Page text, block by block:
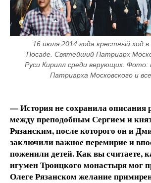
16 июля 2014 года крестный ход
Посаде. Святейший Патриарх
Руси Кирилл среди верующих. Фото:
Патриарха Московского и
— История не сохранила описания
между преподобным Сергием и
Рязанским, после которого он и
заключили важное перемирие и
поженили детей. Как вы считаете,
игумен Троицкого монастыря мог
Олеге Рязанском желание